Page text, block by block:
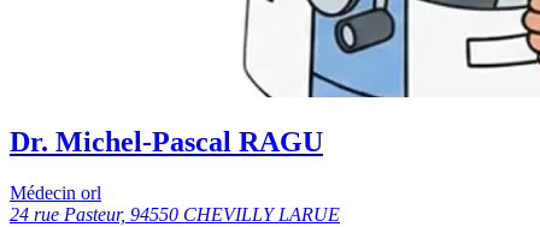
Dr. Michel-Pascal RAGU
Médecin orl
24 rue Pasteur, 94550 CHEVILLY LARUE